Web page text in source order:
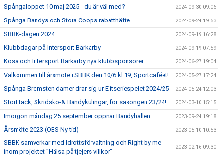
Spångaloppet 10 maj 2025 - du är väl med? 2024-09-30 09:06
Spånga Bandys och Stora Coops rabatthäfte 2024-09-24 19:53
SBBK-dagen 2024 2024-09-19 16:28
Klubbdagar på Intersport Barkarby 2024-09-19 07:59
Kosa och Intersport Barkarby nya klubbsponsorer 2024-06-27 19:04
Välkommen till årsmöte i SBBK den 10/6 kl.19, Sportcaféet! 2024-05-27 17:24
Spånga Bromsten damer drar sig ur Elitseriespelet 2024/25 2024-05-24 12:03
Stort tack, Skridsko-& Bandykulingar, för säsongen 23/24! 2024-03-10 15:15
Imorgon måndag 25 september öppnar Bandyhallen 2023-09-24 19:18
Årsmöte 2023 (OBS Ny tid) 2023-05-10 10:53
SBBK samverkar med Idrottsförvaltning och Right by me
inom projektet ”Hälsa på tjejers villkor"
2023-02-16 09:30